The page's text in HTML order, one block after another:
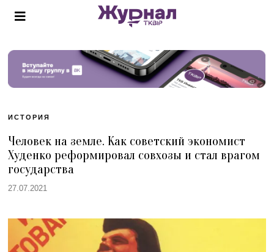
ИСТОРИЯ
Человек на земле. Как советский экономист
Худенко реформировал совхозы и стал врагом
государства
27.07.2021